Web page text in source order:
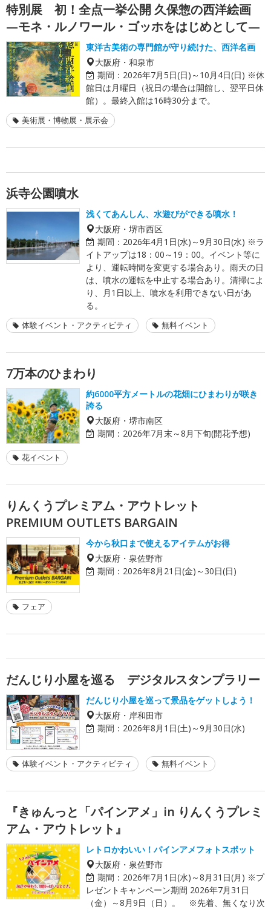
特別展 初！全点一挙公開 久保惣の西洋絵画
—モネ・ルノワール・ゴッホをはじめとして—
東洋古美術の専門館が守り続けた、西洋名画
大阪府・和泉市
期間： 2026年7月5日(日)～10月4日(日) ※休
館日は月曜日（祝日の場合は開館し、翌平日休
館）。最終入館は16時30分まで。
美術展・博物展・展示会
浜寺公園噴水
浅くてあんしん、水遊びができる噴水！
大阪府・堺市西区
期間： 2026年4月1日(水)～9月30日(水) ※ラ
イトアップは18：00～19：00。イベント等に
より、運転時間を変更する場合あり。雨天の日
は、噴水の運転を中止する場合あり。清掃によ
り、月1日以上、噴水を利用できない日があ
る。
体験イベント・アクティビティ 無料イベント
7万本のひまわり
約6000平方メートルの花畑にひまわりが咲き
誇る
大阪府・堺市南区
期間： 2026年7月末～8月下旬(開花予想)
花イベント
りんくうプレミアム・アウトレット
PREMIUM OUTLETS BARGAIN
今から秋口まで使えるアイテムがお得
大阪府・泉佐野市
期間： 2026年8月21日(金)～30日(日)
フェア
だんじり小屋を巡る デジタルスタンプラリー
だんじり小屋を巡って景品をゲットしよう！
大阪府・岸和田市
期間： 2026年8月1日(土)～9月30日(水)
体験イベント・アクティビティ 無料イベント
『きゅんっと「パインアメ」in りんくうプレミ
アム・アウトレット』
レトロかわいい！パインアメフォトスポット
大阪府・泉佐野市
期間： 2026年7月1日(水)～8月31日(月) ※プ
レゼントキャンペーン期間 2026年7月31日
（金）～8月9日（日）。 ※先着、無くなり次